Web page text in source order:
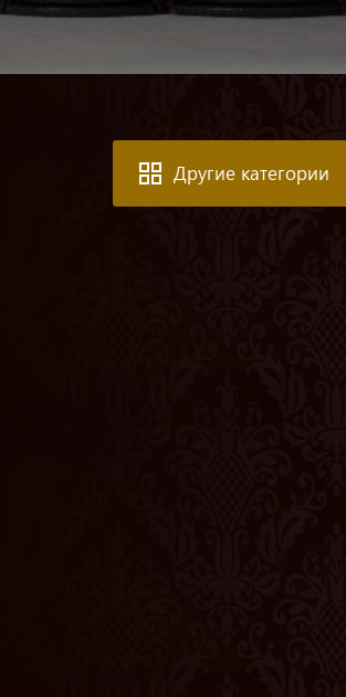
Другие категории